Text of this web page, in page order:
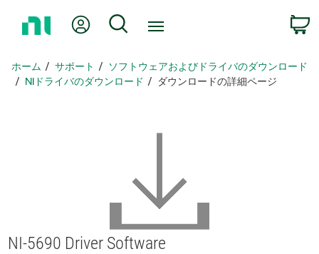
ペ
ー
Myアカウント
検索
ホーム サポート
ソフトウェアおよびドライバのダウンロード
NIドライバのダウンロード
ダウンロードの詳細ページ
NI-5690 Driver Software